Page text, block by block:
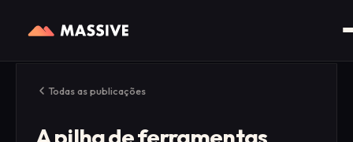
Todas as publicações